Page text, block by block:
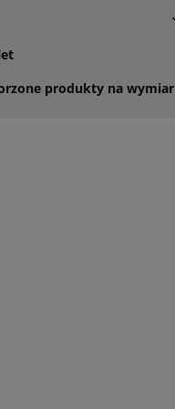
produkty na wymiar